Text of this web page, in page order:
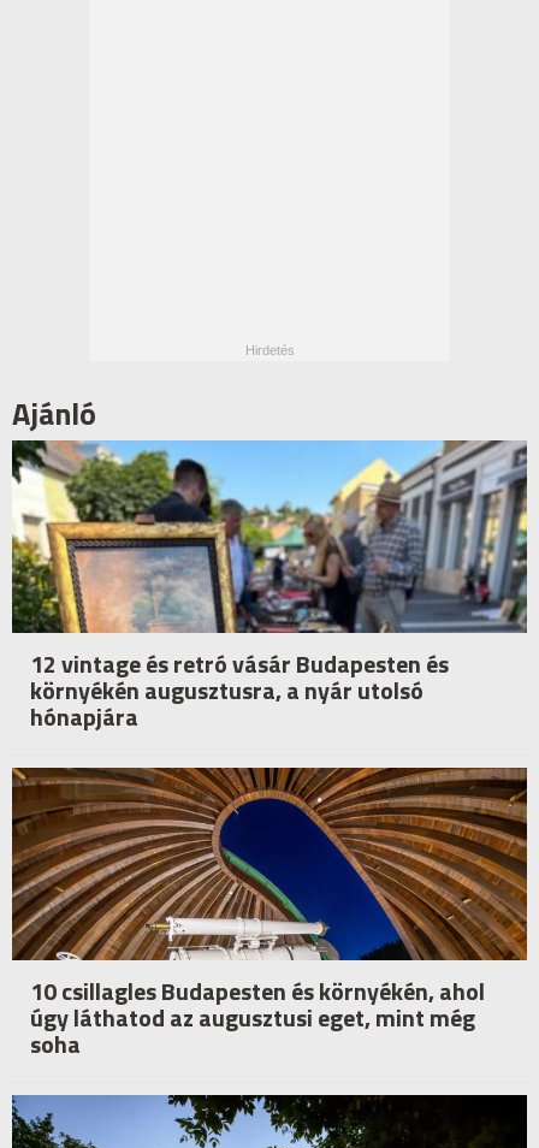
Ajánló
12 vintage és retró vásár Budapesten és
környékén augusztusra, a nyár utolsó
hónapjára
10 csillagles Budapesten és környékén, ahol
úgy láthatod az augusztusi eget, mint még
soha